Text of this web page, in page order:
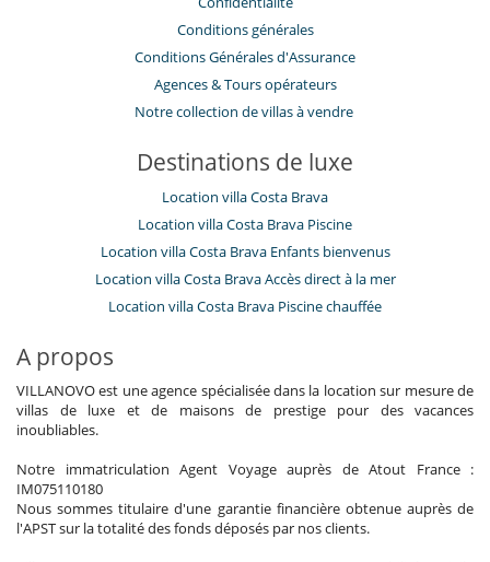
Conditions générales
Conditions Générales d'Assurance
​Agences & Tours opérateurs
Notre collection de villas à vendre
Destinations de luxe
Location villa Costa Brava
Location villa Costa Brava Piscine
Location villa Costa Brava Enfants bienvenus
Location villa Costa Brava Accès direct à la mer
Location villa Costa Brava Piscine chauffée
A propos
VILLANOVO est une agence spécialisée dans la location sur mesure de
villas de luxe et de maisons de prestige pour des vacances
inoubliables.
Notre immatriculation Agent Voyage auprès de Atout France :
IM075110180
Nous sommes titulaire d'une garantie financière obtenue auprès de
l'APST sur la totalité des fonds déposés par nos clients.